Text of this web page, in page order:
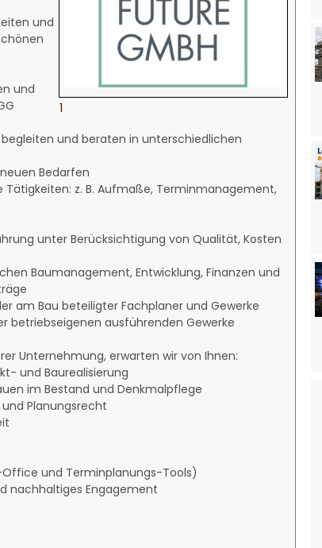
1
und
und
und beraten in unterschiedlichen
Bedarfen
z. B. Aufmaße, Terminmanagement,
unter Berücksichtigung von Qualität, Kosten
Baumanagement, Entwicklung, Finanzen und
am Bau beteiligter Fachplaner und Gewerke
betriebseigenen ausführenden Gewerke
Unternehmung, erwarten wir von Ihnen:
und Baurealisierung
im Bestand und Denkmalpflege
Planungsrecht
Office und Terminplanungs-Tools)
nachhaltiges Engagement